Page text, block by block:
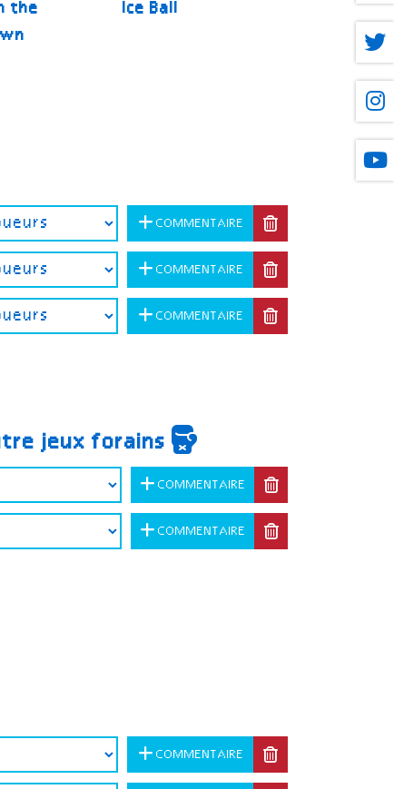
the
Ice Ball
COMMENTAIRE
COMMENTAIRE
COMMENTAIRE
jeux forains
COMMENTAIRE
COMMENTAIRE
COMMENTAIRE